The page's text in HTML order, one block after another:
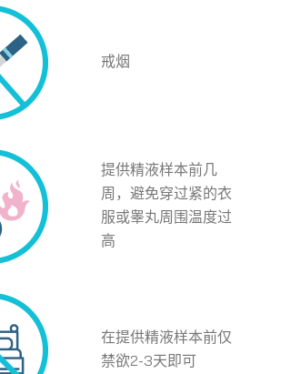
戒烟
提供精液样本前几
周，避免穿过紧的衣
服或睾丸周围温度过
高
在提供精液样本前仅
禁欲2-3天即可